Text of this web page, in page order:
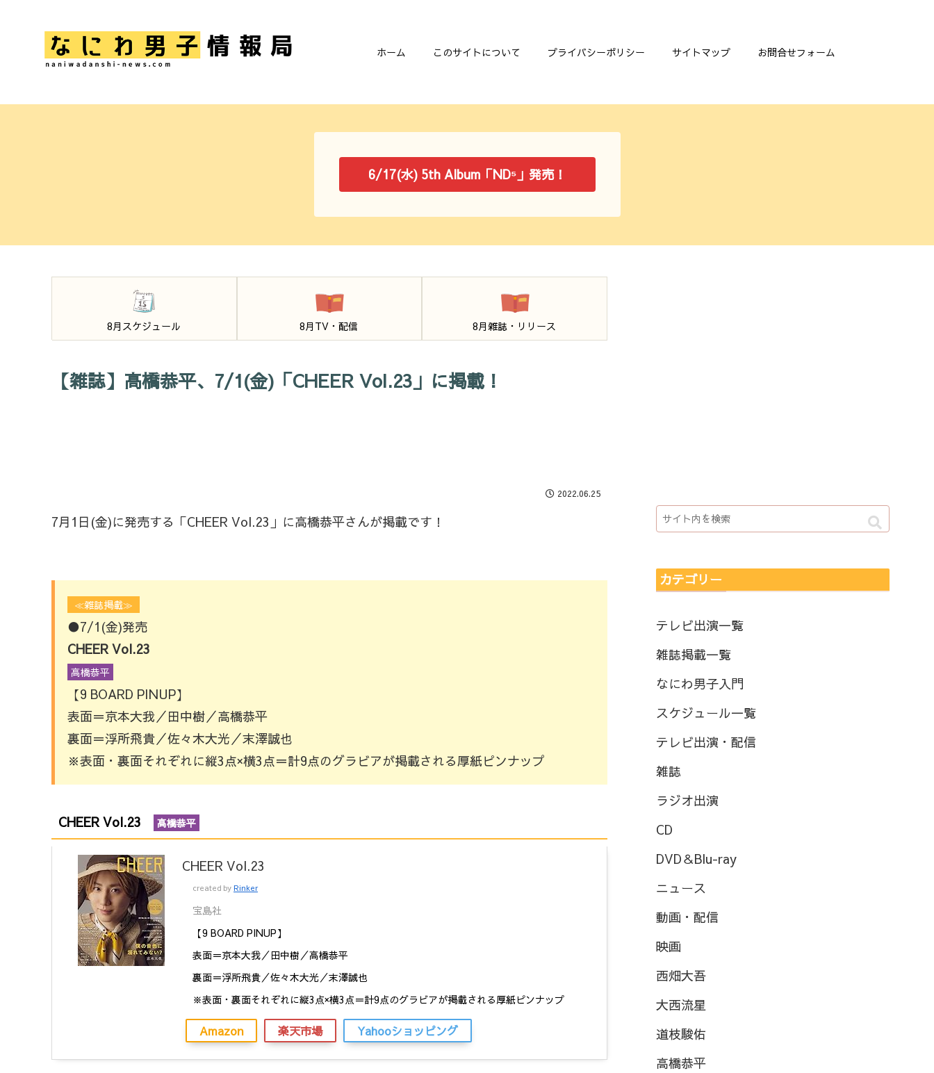
ホーム このサイトについて プライバシーポリシー サイトマップ お問合せフォーム
6/17(水) 5th Album「ND⁵」発売！
8月スケジュール 8月TV・配信 8月雑誌・リリース
【雑誌】高橋恭平、7/1(金)「CHEER Vol.23」に掲載！
2022.06.25
7月1日(金)に発売する「CHEER Vol.23」に高橋恭平さんが掲載です！
≪雑誌掲載≫
●7/1(金)発売
CHEER Vol.23
高橋恭平
【9 BOARD PINUP】
表面＝京本大我／田中樹／高橋恭平
裏面＝浮所飛貴／佐々木大光／末澤誠也
※表面・裏面それぞれに縦3点×横3点＝計9点のグラビアが掲載される厚紙ピンナップ
CHEER Vol.23 高橋恭平
CHEER Vol.23
created by Rinker
宝島社
【9 BOARD PINUP】
表面＝京本大我／田中樹／高橋恭平
裏面＝浮所飛貴／佐々木大光／末澤誠也
※表面・裏面それぞれに縦3点×横3点＝計9点のグラビアが掲載される厚紙ピンナップ
Amazon 楽天市場 Yahooショッピング
カテゴリー
テレビ出演一覧
雑誌掲載一覧
なにわ男子入門
スケジュール一覧
テレビ出演・配信
雑誌
ラジオ出演
CD
DVD＆Blu-ray
ニュース
動画・配信
映画
西畑大吾
大西流星
道枝駿佑
高橋恭平